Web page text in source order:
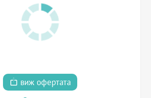
виж офертата